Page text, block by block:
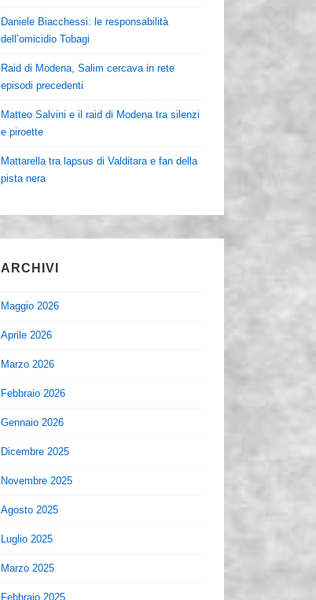
Daniele Biacchessi: le responsabilità
dell’omicidio Tobagi
Raid di Modena, Salim cercava in rete
episodi precedenti
Matteo Salvini e il raid di Modena tra silenzi
e piroette
Mattarella tra lapsus di Valditara e fan della
pista nera
ARCHIVI
Maggio 2026
Aprile 2026
Marzo 2026
Febbraio 2026
Gennaio 2026
Dicembre 2025
Novembre 2025
Agosto 2025
Luglio 2025
Marzo 2025
Febbraio 2025